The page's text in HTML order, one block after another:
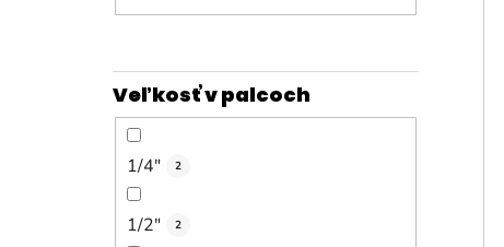
Veľkosť v palcoch
1/4" 2
1/2" 2